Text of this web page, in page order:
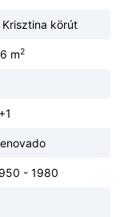
Krisztina körút
m2
- 1980